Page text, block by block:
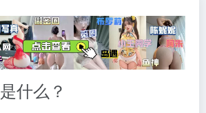
是什么？